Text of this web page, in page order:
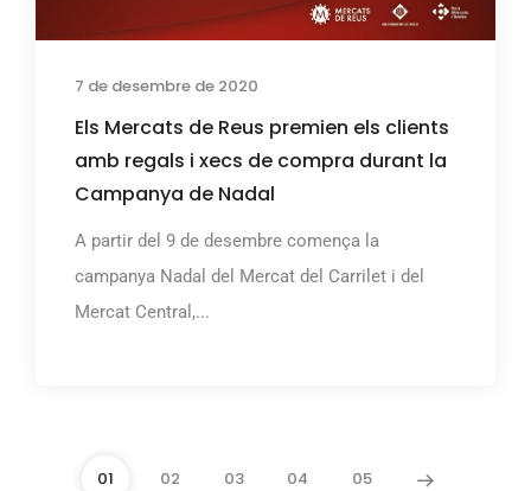
7 de desembre de 2020
Els Mercats de Reus premien els clients
amb regals i xecs de compra durant la
Campanya de Nadal
A partir del 9 de desembre comença la
campanya Nadal del Mercat del Carrilet i del
Mercat Central,...
01 02 03 04 05